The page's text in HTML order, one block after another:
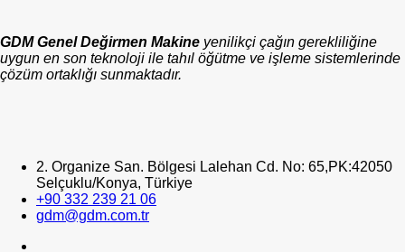
GDM Genel Değirmen Makine yenilikçi çağın gerekliliğine
uygun en son teknoloji ile tahıl öğütme ve işleme sistemlerinde
çözüm ortaklığı sunmaktadır.
2. Organize San. Bölgesi Lalehan Cd. No: 65,PK:42050
Selçuklu/Konya, Türkiye
+90 332 239 21 06
gdm@gdm.com.tr